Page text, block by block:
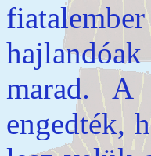
marad. A
engedték,